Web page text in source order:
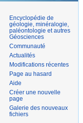
Encyclopédie de
géologie, minéralogie,
paléontologie et autres
Géosciences
Communauté
Actualités
Modifications récentes
Page au hasard
Aide
Créer une nouvelle
page
Galerie des nouveaux
fichiers